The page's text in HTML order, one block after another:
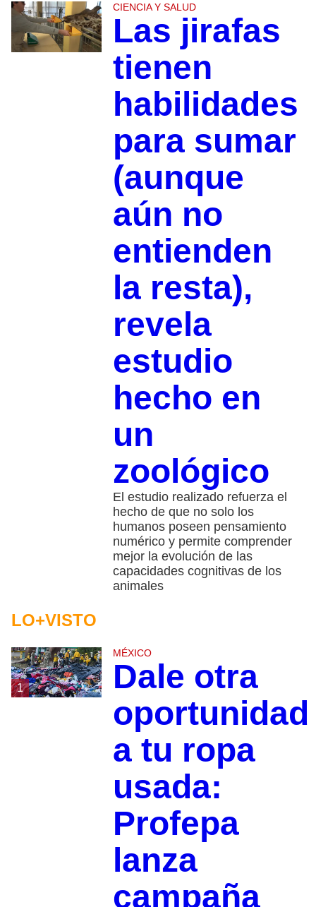
CIENCIA Y SALUD
Las jirafas
tienen
habilidades
para sumar
(aunque
aún no
entienden
la resta),
revela
estudio
hecho en
un
zoológico
El estudio realizado refuerza el
hecho de que no solo los
humanos poseen pensamiento
numérico y permite comprender
mejor la evolución de las
capacidades cognitivas de los
animales
LO+VISTO
1
MÉXICO
Dale otra
oportunidad
a tu ropa
usada:
Profepa
lanza
campaña